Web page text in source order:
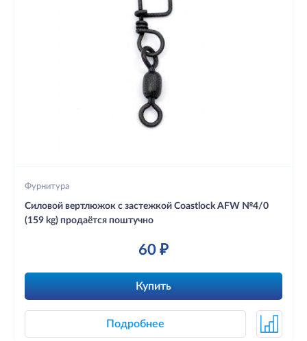
Фурнитура
Силовой вертлюжок с застежкой Coastlock AFW №4/0
(159 kg) продаётся поштучно
60 ₽
Купить
Подробнее